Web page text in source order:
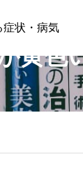
症状・病気
黄色